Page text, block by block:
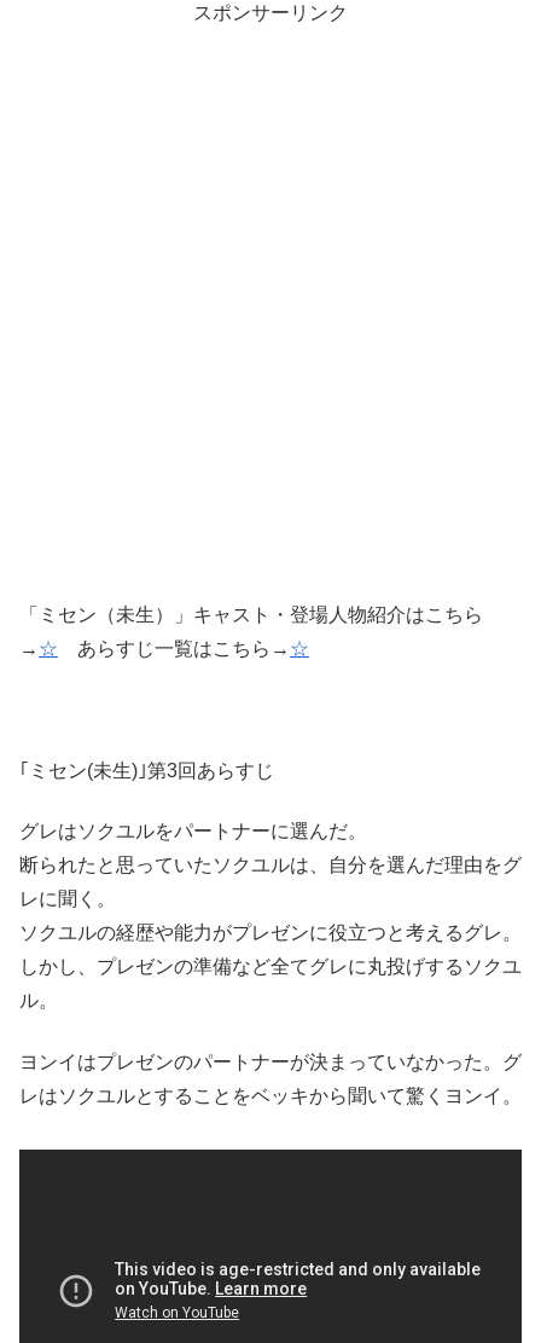
スポンサーリンク
「ミセン（未生）」キャスト・登場人物紹介はこちら
→ ☆ あらすじ一覧はこちら→ ☆
｢ミセン(未生)｣第3回あらすじ
グレはソクユルをパートナーに選んだ。
断られたと思っていたソクユルは、自分を選んだ理由をグ
レに聞く。
ソクユルの経歴や能力がプレゼンに役立つと考えるグレ。
しかし、プレゼンの準備など全てグレに丸投げするソクユ
ル。
ヨンイはプレゼンのパートナーが決まっていなかった。グ
レはソクユルとすることをベッキから聞いて驚くヨンイ。